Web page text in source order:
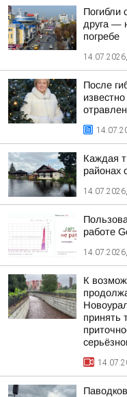
Погибли
друга —
погребе
После
Каждая
районах
работе
К
принять